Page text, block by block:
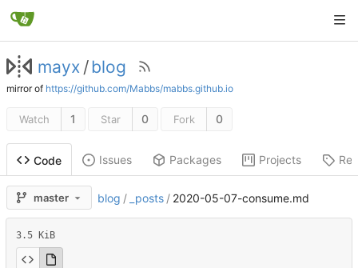
mayx /blog
mirror of https://github.com/Mabbs/mabbs.github.io
Watch 1 Star 0 Fork 0
Code Issues Packages Projects
master blog / _posts / 2020-05-07-consume.md
3.5 KiB